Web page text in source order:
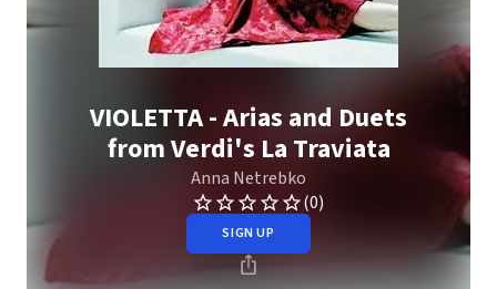
VIOLETTA - Arias and Duets
from Verdi's La Traviata
Anna Netrebko
(0)
SIGN UP